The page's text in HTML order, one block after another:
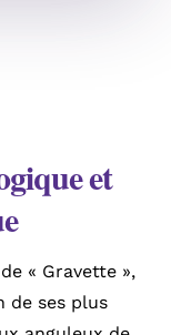
et
« Gravette »,
de ses plus